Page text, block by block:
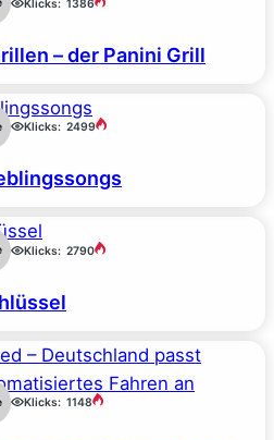
Klicks: 1386
– der Panini Grill
Klicks: 2499
Klicks: 2790
Klicks: 1148